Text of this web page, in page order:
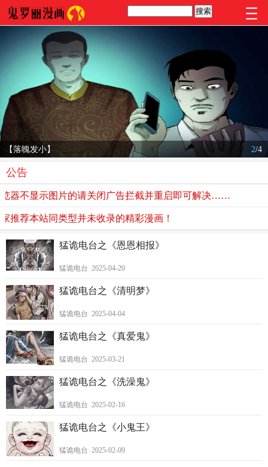
【落魄发小】 2/4
公告
不显示图片的请关闭广告拦截并重启即可解决……
荐本站同类型并未收录的精彩漫画！
猛诡电台之《恩恩相报》
猛诡电台 2025-04-20
猛诡电台之《清明梦》
猛诡电台 2025-04-04
猛诡电台之《真爱鬼》
猛诡电台 2025-03-21
猛诡电台之《洗澡鬼》
猛诡电台 2025-02-16
猛诡电台之《小鬼王》
猛诡电台 2025-02-09